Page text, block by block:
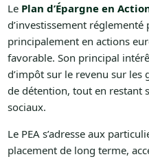
Le Plan d’Épargne en
d’investissement réglementé
principalement en actions
favorable. Son principal
d’impôt sur le revenu sur les
de détention, tout en restant
sociaux.
Le PEA s’adresse aux
placement de long terme,